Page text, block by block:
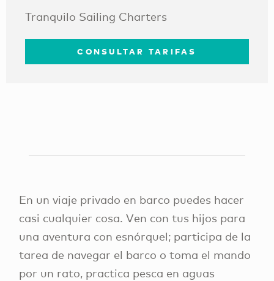
Tranquilo Sailing Charters
CONSULTAR TARIFAS
En un viaje privado en barco puedes hacer
casi cualquier cosa. Ven con tus hijos para
una aventura con esnórquel; participa de la
tarea de navegar el barco o toma el mando
por un rato, practica pesca en aguas